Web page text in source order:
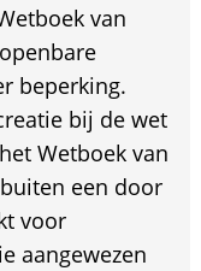
van
beperking.
bij de wet
Wetboek van
een door
voor
aangewezen